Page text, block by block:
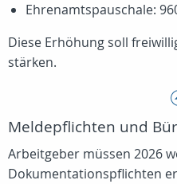
Ehrenamtspauschale:
Diese Erhöhung soll
stärken.
Meldepflichten und
Arbeitgeber müssen 2026
Dokumentationspflichten